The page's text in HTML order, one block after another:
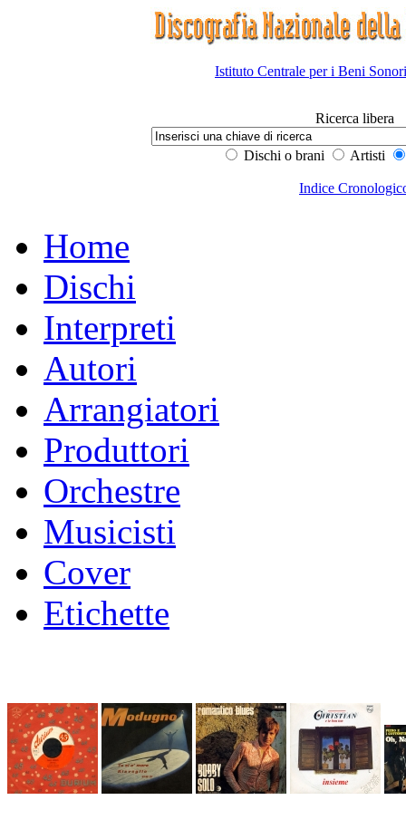
Istituto Centrale per i Beni
Ricerca libera
Dischi o brani Artisti
Indice
Home
Dischi
Interpreti
Autori
Arrangiatori
Produttori
Orchestre
Musicisti
Cover
Etichette